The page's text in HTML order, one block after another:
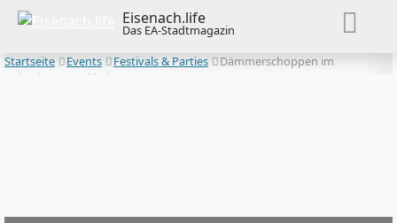
Eisenach.life
Das EA-Stadtmagazin
Startseite
Events Festivals & Parties
Dämmerschoppen im
Kulturhaus Neukirchen